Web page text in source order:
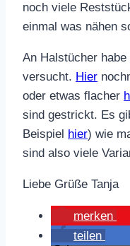
noch viele
einmal was nähen
An Halstücher
versucht. Hier
oder etwas flacher
sind gestrickt. Es
Beispiel hier) wie
sind also viele
Liebe Grüße Tanja
merken
teilen